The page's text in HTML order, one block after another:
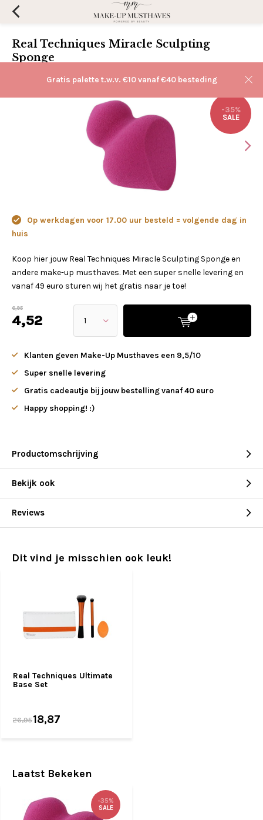
Gratis palette t.w.v. €10 vanaf €40 besteding
Real Techniques Miracle Sculpting
Sponge
-35%
SALE
Op werkdagen voor 17.00 uur besteld = volgende dag in
huis
Koop hier jouw Real Techniques Miracle Sculpting Sponge en
andere make-up musthaves. Met een super snelle levering en
vanaf 49 euro sturen wij het gratis naar je toe!
6,95
4,52
Klanten geven Make-Up Musthaves een 9,5/10
Super snelle levering
Gratis cadeautje bij jouw bestelling vanaf 40 euro
Happy shopping! :)
Productomschrijving
Bekijk ook
Reviews
Dit vind je misschien ook leuk!
Real Techniques Ultimate
Base Set
26,9518,87
Laatst Bekeken
-35%
SALE